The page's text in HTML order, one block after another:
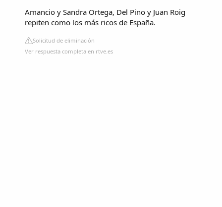
Amancio y Sandra Ortega, Del Pino y Juan Roig
repiten como los más ricos de España.
Solicitud de eliminación
Ver respuesta completa en rtve.es